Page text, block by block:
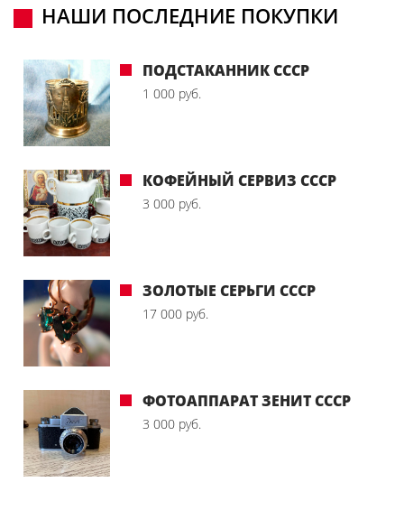
НАШИ ПОСЛЕДНИЕ ПОКУПКИ
ПОДСТАКАННИК СССР
1 000 руб.
КОФЕЙНЫЙ СЕРВИЗ СССР
3 000 руб.
ЗОЛОТЫЕ СЕРЬГИ СССР
17 000 руб.
ФОТОАППАРАТ ЗЕНИТ СССР
3 000 руб.